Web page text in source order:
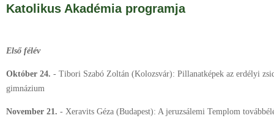
Katolikus Akadémia programja
Első félév
Október 24. - Tibori Szabó Zoltán (Kolozsvár): Pillanatképek az erdélyi
gimnázium
November 21. - Xeravits Géza (Budapest): A jeruzsálemi Templom